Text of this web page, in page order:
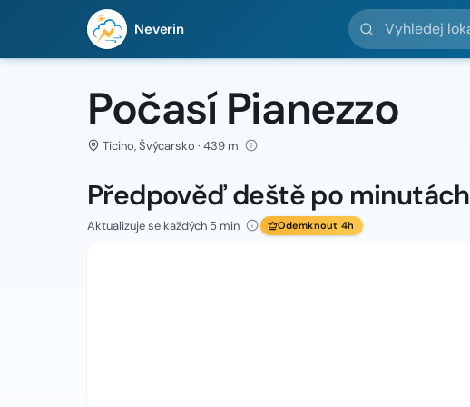
Neverin
Vyhledej lokality
Počasí Pianezzo
Ticino, Švýcarsko · 439 m
Předpověď deště po minutách
Aktualizuje se každých 5 min Odemknout 4h